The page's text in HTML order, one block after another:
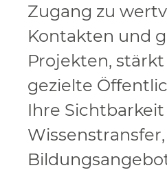
Zugang zu
Kontakten und
Projekten,
gezielte
Ihre